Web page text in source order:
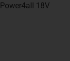
18V